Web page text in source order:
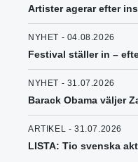
Artister agerar efter
NYHET - 04.08.2026
Festival ställer in –
NYHET - 31.07.2026
Barack Obama väljer
ARTIKEL - 31.07.2026
LISTA: Tio svenska